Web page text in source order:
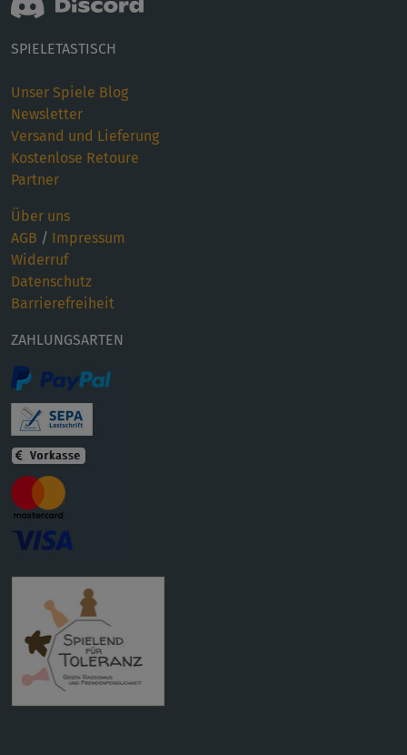
SPIELETASTISCH
Unser Spiele Blog
Newsletter
Versand und Lieferung
Kostenlose Retoure
Partner
Über uns
AGB / Impressum
Widerruf
Datenschutz
Barrierefreiheit
ZAHLUNGSARTEN